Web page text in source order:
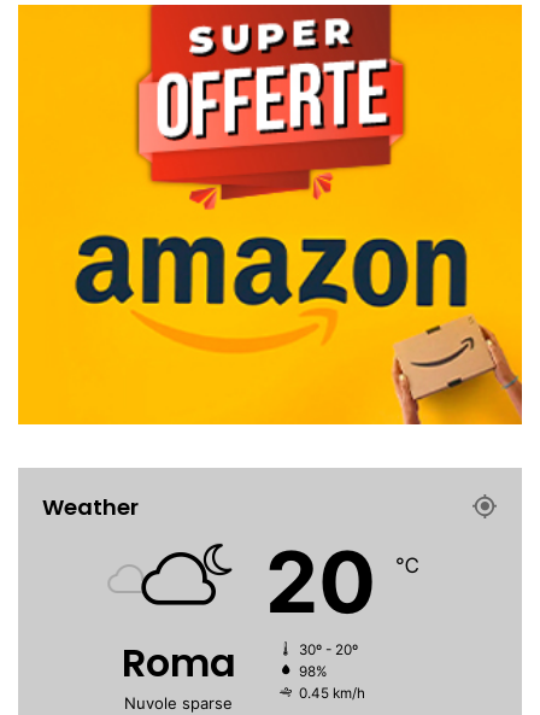
Weather
Roma
Nuvole sparse
20 ℃
30º - 20º
98%
0.45 km/h